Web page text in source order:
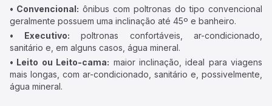
• Convencional: ônibus com poltronas do tipo convencional
geralmente possuem uma inclinação até 45º e banheiro.
• Executivo: poltronas confortáveis, ar-condicionado,
sanitário e, em alguns casos, água mineral.
• Leito ou Leito-cama: maior inclinação, ideal para viagens
mais longas, com ar-condicionado, sanitário e, possivelmente,
água mineral.